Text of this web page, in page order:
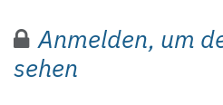
Anmelden, um
sehen